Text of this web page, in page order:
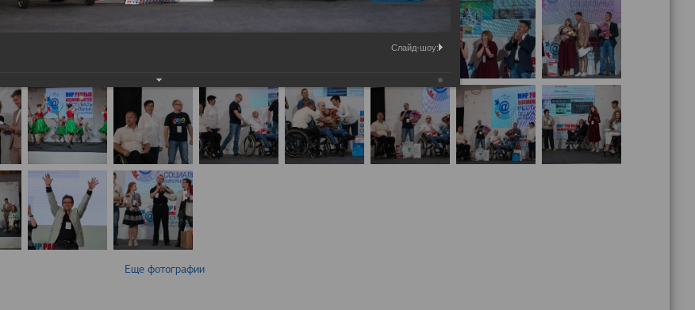
Еще фотографии
Слайд-шоу: